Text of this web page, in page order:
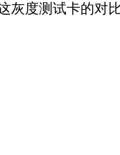
度测试卡的对比